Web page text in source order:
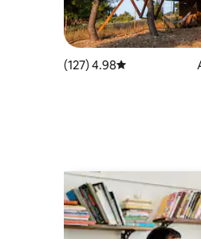
דירוג ממוצע של 4.98 מתוך 5, 127 ביקורות
4.98 (127)